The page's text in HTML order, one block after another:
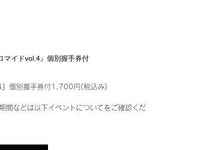
マイドvol.4』個別握手券付
』個別握手券付1,700円(税込み)
間などは以下イベントについてをご確認くだ